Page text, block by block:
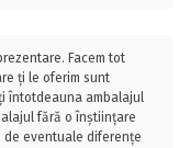
Facem tot
ți le oferim sunt
întotdeauna ambalajul
fără o înștiințare
eventuale diferențe